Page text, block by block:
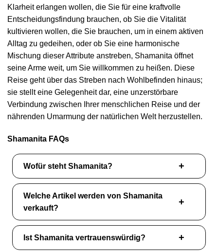
Klarheit erlangen wollen, die Sie für eine kraftvolle
Entscheidungsfindung brauchen, ob Sie die Vitalität
kultivieren wollen, die Sie brauchen, um in einem aktiven
Alltag zu gedeihen, oder ob Sie eine harmonische
Mischung dieser Attribute anstreben, Shamanita öffnet
seine Arme weit, um Sie willkommen zu heißen. Diese
Reise geht über das Streben nach Wohlbefinden hinaus;
sie stellt eine Gelegenheit dar, eine unzerstörbare
Verbindung zwischen Ihrer menschlichen Reise und der
nährenden Umarmung der natürlichen Welt herzustellen.
Shamanita FAQs
Wofür steht Shamanita?
Welche Artikel werden von Shamanita
verkauft?
Ist Shamanita vertrauenswürdig?